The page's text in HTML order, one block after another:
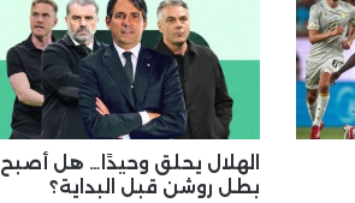
الهلال يحلق وحيدًا… هل أصبح
بطل روشن قبل البداية؟